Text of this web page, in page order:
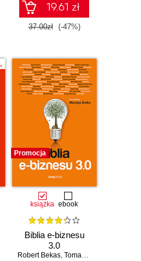
19.61 zł
37.00zł (-47%)
Promocja
książka ebook
Biblia e-biznesu
3.0
Robert Bekas, Tomasz Burcon